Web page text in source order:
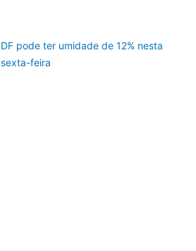
DF pode ter umidade de 12% nesta
sexta-feira